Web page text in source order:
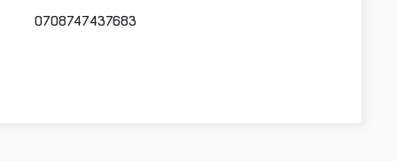
0708747437683